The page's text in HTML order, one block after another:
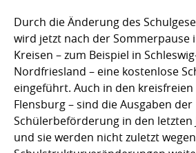
Durch die Änderung des
wird jetzt nach der Sommerpause
Kreisen – zum Beispiel in
Nordfriesland – eine kostenlose
eingeführt. Auch in den kreisfreien
Flensburg – sind die Ausgaben
Schülerbeförderung in den letzten
und sie werden nicht zuletzt